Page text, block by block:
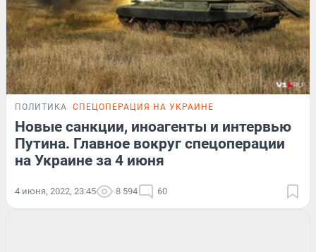
ПОЛИТИКА СПЕЦОПЕРАЦИЯ НА УКРАИНЕ
Новые санкции, иноагенты и интервью
Путина. Главное вокруг спецоперации
на Украине за 4 июня
4 июня, 2022, 23:45 8 594 60